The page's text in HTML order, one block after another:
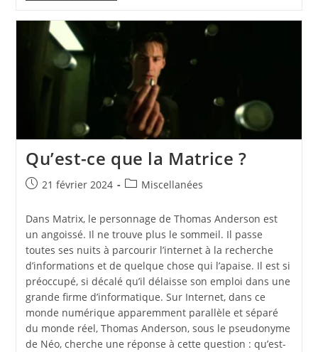
Qu’est-ce que la Matrice ?
21 février 2024 Miscellanées
Dans Matrix, le personnage de Thomas Anderson est
un angoissé. Il ne trouve plus le sommeil. Il passe
toutes ses nuits à parcourir l’internet à la recherche
d’informations et de quelque chose qui l’apaise. Il est si
préoccupé, si décalé qu’il délaisse son emploi dans une
grande firme d’informatique. Sur Internet, dans ce
monde numérique apparemment parallèle et séparé
du monde réel, Thomas Anderson, sous le pseudonyme
de Néo, cherche une réponse à cette question : qu’est-